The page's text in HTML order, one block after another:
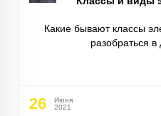
Какие бывают классы
разобраться в
26
Июня
2021